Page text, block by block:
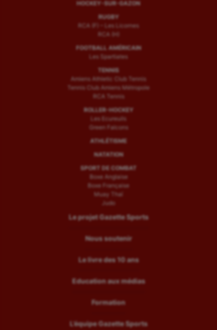
HOCKEY-SUR-GAZON
RUGBY
RCA (F) – Les Licornes
RCA (H)
FOOTBALL AMÉRICAIN
Les Spartiates
TENNIS
Amiens Athletic Club Tennis
Tennis Club Amiens Métropole
RCA Tennis
ROLLER-HOCKEY
Les Ecureuils
Green Falcons
ATHLÉTISME
NATATION
SPORT DE COMBAT
Boxe Anglaise
Boxe Française
Muay Thaï
Judo
Le projet Gazette Sports
Nous soutenir
Le livre des 10 ans
Education aux médias
Formation
L’équipe Gazette Sports